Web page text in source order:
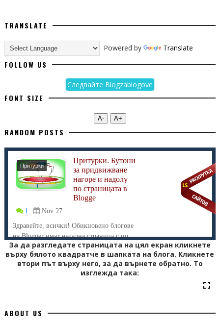
TRANSLATE
Powered by Translate
FOLLOW US
Следвайте Blogzablogove
FONT SIZE
А- А+
RANDOM POSTS
Притурки
Притурки. Бутони
за придвижване
нагоре и надолу
по страницата в
Blogge
1
Nov 27
Здравейте, всички! Обикновено блогове
на Blogger имат начална страница с по...
За да разгледате страницата на цял екран кликнете
върху бялото квадратче в шапката на блога. Кликнете
втори път върху него, за да върнете обратно. То
изглежда така:
ABOUT US